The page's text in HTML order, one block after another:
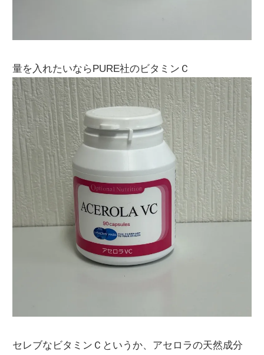
量を入れたいならPURE社のビタミンＣ
セレブなビタミンＣというか、アセロラの天然成分